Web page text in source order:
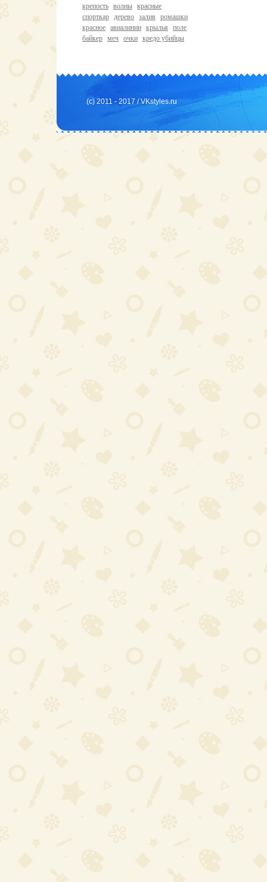
крепость волны красные
спорткар дерево залив ромашки
красное авиалинии крылья
поле
байкер меч очки кредо убийцы
(c) 2011 - 2017 /VKstyles.ru